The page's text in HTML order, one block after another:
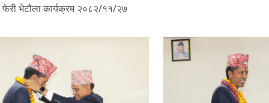
फेरी भेटौला कार्यक्रम २०८२/११/२७